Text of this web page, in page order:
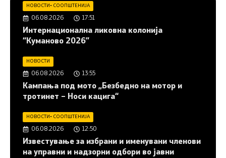
НОВОСТИ • СООПШТЕНИЈА
06.08.2026 17:51
Интернационална ликовна колонија
“Куманово 2026”
НОВОСТИ
06.08.2026 13:55
Кампања под мото „Безбедно на мотор и
тротинет – Носи кацига“
НОВОСТИ • СООПШТЕНИЈА
06.08.2026 12:50
Известување за избрани и именувани членови
на управни и надзорни одбори во јавни